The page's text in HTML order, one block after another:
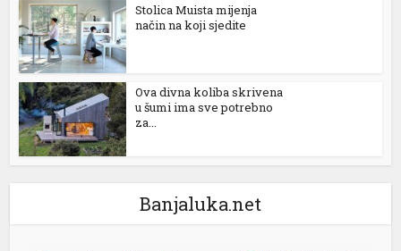
Stolica Muista mijenja
način na koji sjedite
Ova divna koliba skrivena
u šumi ima sve potrebno
za...
Banjaluka.net